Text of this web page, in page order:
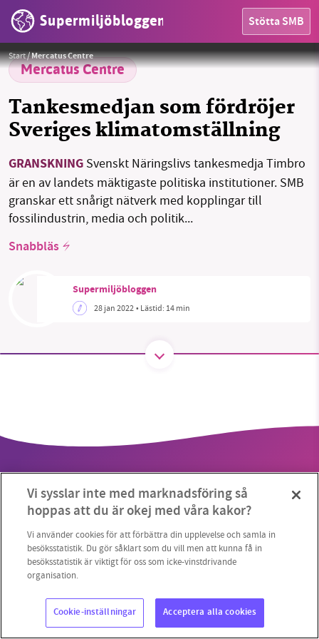
Supermiljöbloggen Stötta SMB
OMRÅDEN
MILJÖFAKTA
OM OSS
Sök Sparade inlägg Tipsa oss
Start/Mercatus Centre
Mercatus Centre
Tankesmedjan som fördröjer
Sveriges klimatomställning
GRANSKNING Svenskt Näringslivs tankesmedja Timbro
är en av landets mäktigaste politiska institutioner. SMB
granskar ett snårigt nätverk med kopplingar till
fossilindustrin, media och politik...
Snabbläs
Supermiljöbloggen
28 jan 2022• Lästid: 14 min
Foto:FreeImages
Copyright 2023 © Supermiljöbloggen Cookieinställningar
nyhetsbevakning och granskningar. Nu vill vi
utveckla vårt arbete – och vi hoppas att du
vill hjälpa oss.
Stötta vårt arbete genom att swisha en slant till
1231368703
Läs vad vi vill göra
Vi sysslar inte med marknadsföring så
hoppas att du är okej med våra kakor?
Vi använder cookies för att förbättra din upplevelse och samla in
besöksstatistik. Du gör såklart som du vill men att kunna få in
besöksstatistik är viktigt för oss som icke-vinstdrivande
organisation.
Cookie-inställningar Acceptera alla cookies